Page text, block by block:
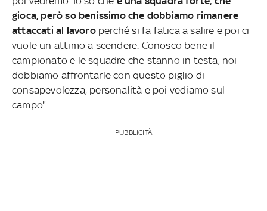
gioca, però so benissimo che dobbiamo rimanere
attaccati al lavoroperché si fa fatica a salire e poi ci
vuole un attimo a scendere. Conosco bene il
campionato e le squadre che stanno in testa, noi
dobbiamo affrontarle con questo piglio di
consapevolezza, personalità e poi vediamo sul
campo".
PUBBLICITÀ